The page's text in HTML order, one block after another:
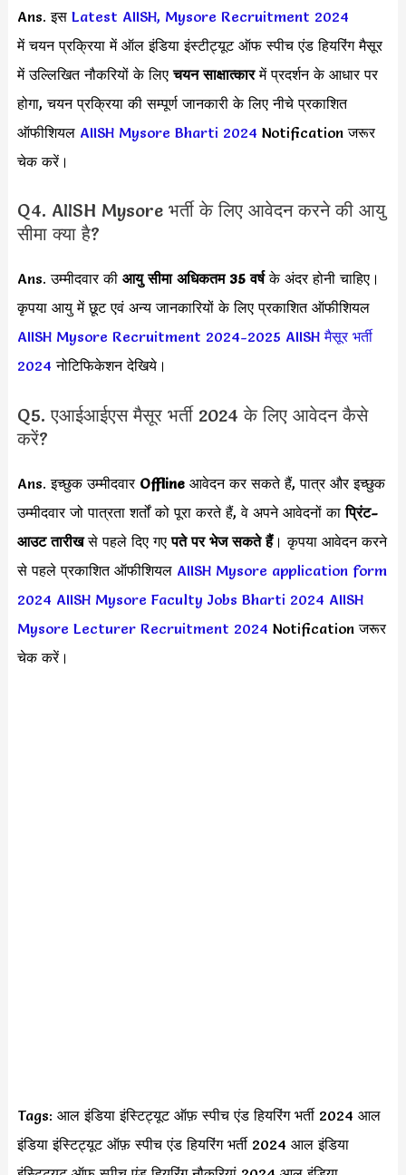
Ans. इस Latest AIISH, Mysore Recruitment 2024
में चयन प्रक्रिया में ऑल इंडिया इंस्टीट्यूट ऑफ स्पीच एंड हियरिंग मैसूर
में उल्लिखित नौकरियों के लिएचयन साक्षात्कारमें प्रदर्शन के आधार पर
होगा, चयन प्रक्रिया की सम्पूर्ण जानकारी के लिए नीचे प्रकाशित
ऑफीशियल AIISH Mysore Bharti 2024 Notification जरूर
चेक करें।
Q4. AIISH Mysore भर्ती के लिए आवेदन करने की आयु
सीमा क्या है?
Ans. उम्मीदवार की आयु सीमा अधिकतम 35 वर्षके अंदर होनी चाहिए।
कृपया आयु में छूट एवं अन्य जानकारियों के लिए प्रकाशित ऑफीशियल
AIISH Mysore Recruitment 2024-2025 AIISH मैसूर भर्ती
2024 नोटिफिकेशन देखिये।
Q5. एआईआईएस मैसूर भर्ती 2024 के लिए आवेदन कैसे
करें?
Ans. इच्छुक उम्मीदवार Offline आवेदन कर सकते हैं, पात्र और इच्छुक
उम्मीदवार जो पात्रता शर्तों को पूरा करते हैं, वे अपने आवेदनों काप्रिंट-
आउट तारीखसे पहले दिए गएपते पर भेज सकते हैं। कृपया आवेदन करने
से पहले प्रकाशित ऑफीशियल AIISH Mysore application form
2024 AIISH Mysore Faculty Jobs Bharti 2024 AIISH
Mysore Lecturer Recruitment 2024 Notification जरूर
चेक करें।
Tags: आल इंडिया इंस्टिट्यूट ऑफ़ स्पीच एंड हियरिंग भर्ती 2024 आल
इंडिया इंस्टिट्यूट ऑफ़ स्पीच एंड हियरिंग भर्ती 2024 आल इंडिया